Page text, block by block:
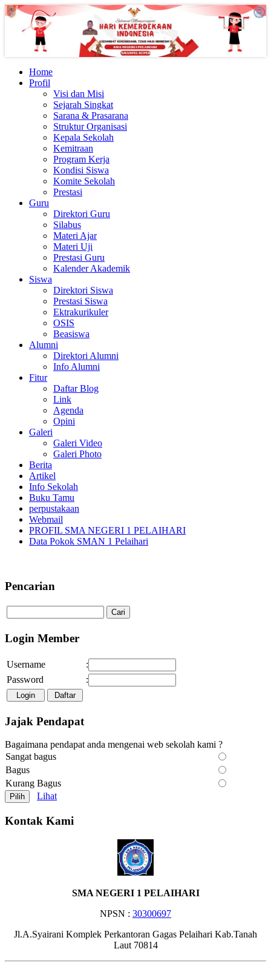
Home
Profil
Visi dan Misi
Sejarah Singkat
Sarana & Prasarana
Struktur Organisasi
Kepala Sekolah
Kemitraan
Program Kerja
Kondisi Siswa
Komite Sekolah
Prestasi
Guru
Direktori Guru
Silabus
Materi Ajar
Materi Uji
Prestasi Guru
Kalender Akademik
Siswa
Direktori Siswa
Prestasi Siswa
Ektrakurikuler
OSIS
Beasiswa
Alumni
Direktori Alumni
Info Alumni
Fitur
Daftar Blog
Link
Agenda
Opini
Galeri
Galeri Video
Galeri Photo
Berita
Artikel
Info Sekolah
Buku Tamu
perpustakaan
Webmail
PROFIL SMA NEGERI 1 PELAIHARI
Data Pokok SMAN 1 Pelaihari
Pencarian
Login Member
Username
:
Password
:
Jajak Pendapat
Bagaimana pendapat anda mengenai web sekolah kami ?
Sangat bagus
Bagus
Kurang Bagus
Lihat
Kontak Kami
SMA NEGERI 1 PELAIHARI
NPSN : 30300697
Jl.A.Syairani Komplek Perkantoran Gagas Pelaihari Kab.Tanah
Laut 70814